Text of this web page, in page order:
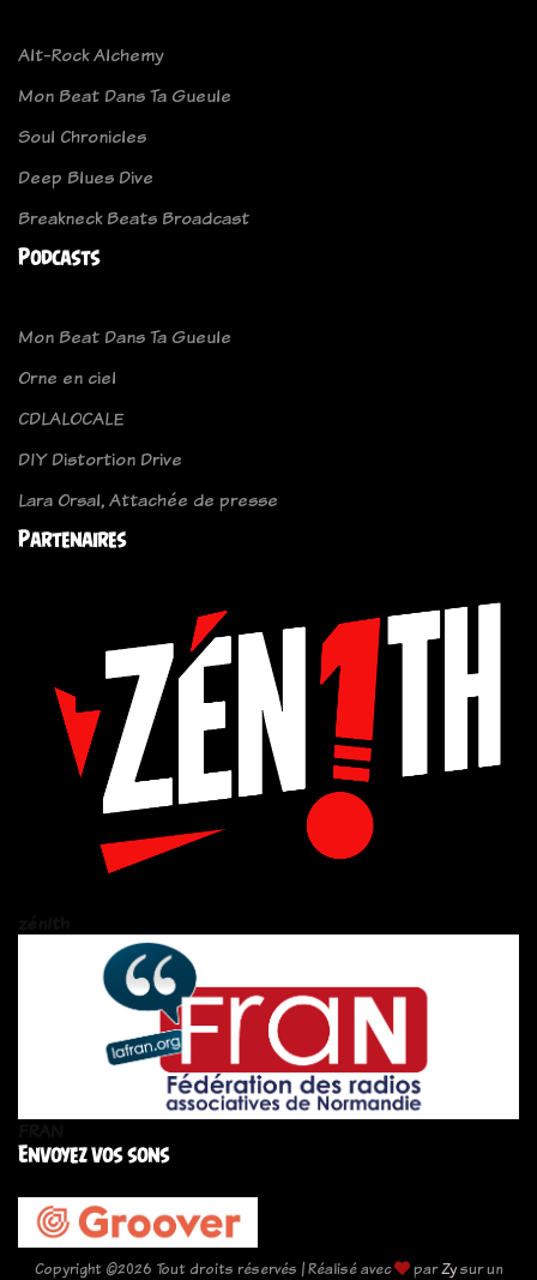
Alt-Rock Alchemy
Mon Beat Dans Ta Gueule
Soul Chronicles
Deep Blues Dive
Breakneck Beats Broadcast
Podcasts
Mon Beat Dans Ta Gueule
Orne en ciel
CDLALOCALE
DIY Distortion Drive
Lara Orsal, Attachée de presse
Partenaires
Envoyez vos sons
Copyright ©2026 Tout droits réservés | Réalisé avec parZysur un